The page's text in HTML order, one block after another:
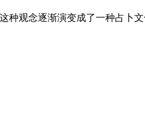
观念逐渐演变成了一种占卜